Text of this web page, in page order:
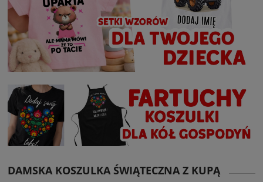
DAMSKA KOSZULKA ŚWIĄTECZNA Z KUPĄ